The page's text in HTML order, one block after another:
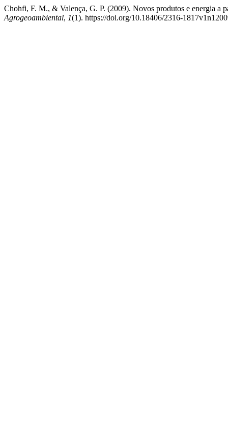
Chohfi, F. M., & Valença, G. P. (2009). Novos produtos e energia a
Agrogeoambiental, 1(1). https://doi.org/10.18406/2316-